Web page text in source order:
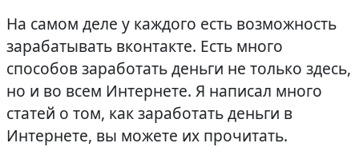
На самом деле у каждого есть возможность
зарабатывать вконтакте. Есть много
способов заработать деньги не только здесь,
но и во всем Интернете. Я написал много
статей о том, как заработать деньги в
Интернете, вы можете их прочитать.